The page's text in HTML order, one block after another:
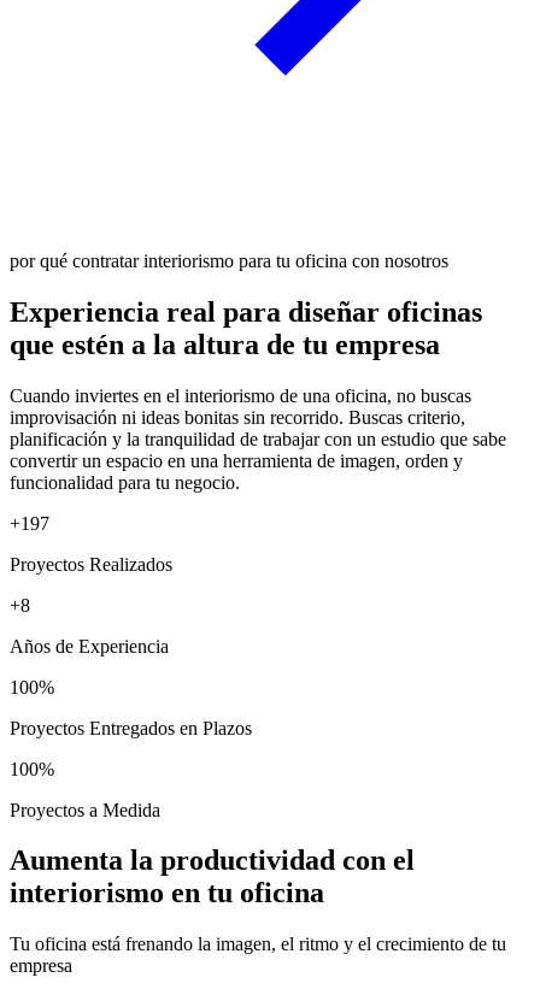
por qué contratar interiorismo para tu oficina con nosotros
Experiencia real para diseñar oficinas
que estén a la altura de tu empresa
Cuando inviertes en el interiorismo de una oficina, no buscas
improvisación ni ideas bonitas sin recorrido. Buscas criterio,
planificación y la tranquilidad de trabajar con un estudio que sabe
convertir un espacio en una herramienta de imagen, orden y
funcionalidad para tu negocio.
+197
Proyectos Realizados
+8
Años de Experiencia
100%
Proyectos Entregados en Plazos
100%
Proyectos a Medida
Aumenta la productividad con el
interiorismo en tu oficina
Tu oficina está frenando la imagen, el ritmo y el crecimiento de tu
empresa